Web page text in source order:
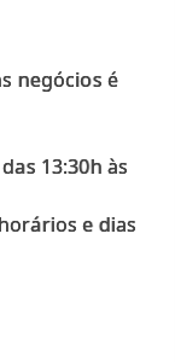
negócios é
13:30h às
e dias